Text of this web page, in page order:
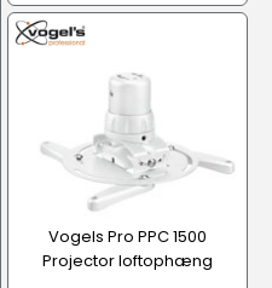
Vogels Pro PPC 1500
Projector loftophæng